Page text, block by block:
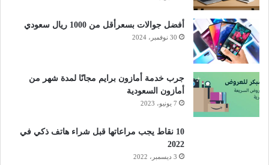
أفضل جوالات بسعرأقل من 1000 ريال سعودي
30 نوفمبر، 2024
جرب خدمة أمازون برايم مجانًا لمدة شهر من
أمازون السعودية
7 يونيو، 2023
10 نقاط يجب مراعاتها قبل شراء هاتف ذكي في
2022
3 ديسمبر، 2022